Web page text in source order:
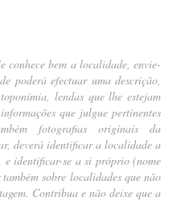
conhece bem a localidade, envie-
poderá efectuar uma descrição,
lendas que lhe estejam
que julgue pertinentes
fotografias originais da
deverá identificar a localidade a
e identificar-se a si próprio (nome
sobre localidades que não
Contribua e não deixe que a